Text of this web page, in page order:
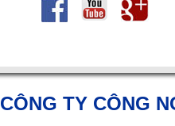
CÔNG TY CÔNG